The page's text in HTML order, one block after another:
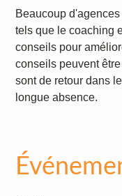
Beaucoup
tels que le coaching
conseils pour
conseils peuvent
sont de retour dans
longue absence.